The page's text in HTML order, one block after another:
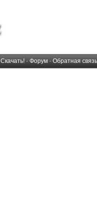
Скачать! · Форум · Обратная связь